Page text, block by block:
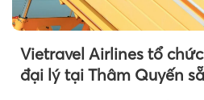
Vietravel Airlines tổ
đại lý tại Thâm Quyến
đường bay thẳng